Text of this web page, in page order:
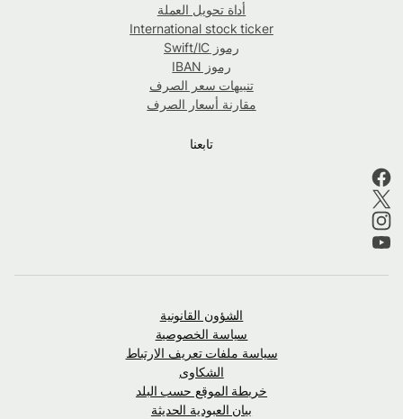
أداة تحويل العملة
International stock ticker
رموز Swift/IC
رموز IBAN
تنبيهات سعر الصرف
مقارنة أسعار الصرف
تابعنا
الشؤون القانونية
سياسة الخصوصية
سياسة ملفات تعريف الارتباط
الشكاوى
خريطة الموقع حسب البلد
بيان العبودية الحديثة